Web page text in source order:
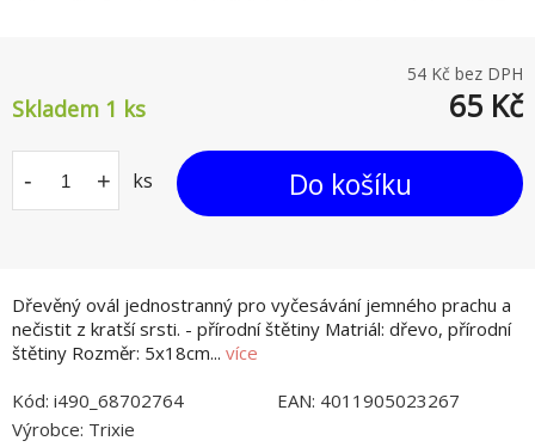
Dřevěný ovál jednostranný pro vyčesávání jemného prachu a
nečistit z kratší srsti. - přírodní štětiny Matriál: dřevo, přírodní
štětiny Rozměr: 5x18cm... více
54 Kč bez DPH
Skladem 1 ks 65 Kč
- + ks Do košíku
Kód: i490_68702764 EAN: 4011905023267
Výrobce: Trixie